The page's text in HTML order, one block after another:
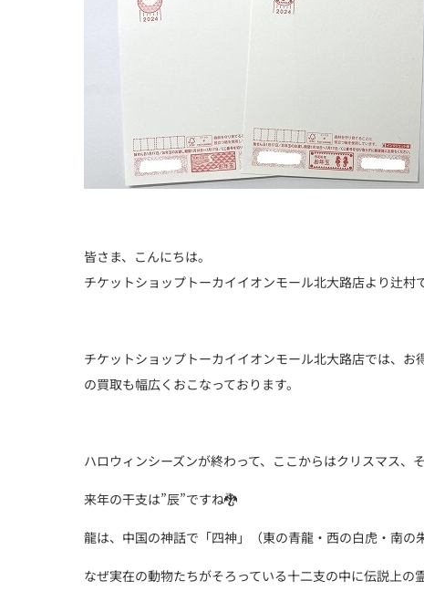
皆さま、こんにちは。
チケットショップトーカイイオンモール北大路店より辻村で
チケットショップトーカイイオンモール北大路店では、
の買取も幅広くおこなっております。
ハロウィンシーズンが終わって、ここからはクリスマス、
来年の干支は”辰”ですね🐉
龍は、中国の神話で「四神」（東の青龍・西の白虎・南の
なぜ実在の動物たちがそろっている十二支の中に伝説上